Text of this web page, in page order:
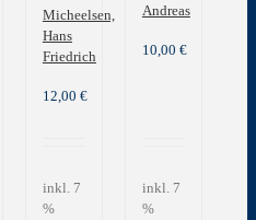
Micheelsen,
Hans
Friedrich
12,00 €
inkl. 7
%
Andreas
10,00 €
inkl. 7
%